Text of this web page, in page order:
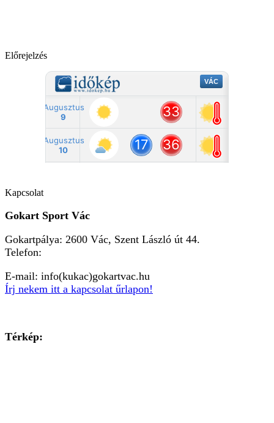
Előrejelzés
Kapcsolat
Gokart Sport Vác
Gokartpálya: 2600 Vác, Szent László út 44.
Telefon:
E-mail: info(kukac)gokartvac.hu
Írj nekem itt a kapcsolat űrlapon!
Térkép: